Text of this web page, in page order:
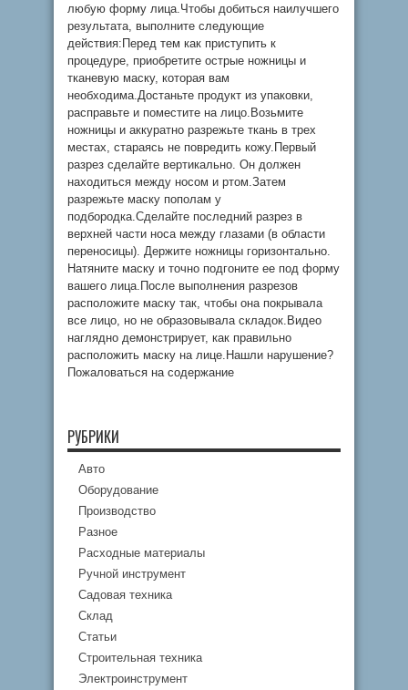
любую форму лица.Чтобы добиться наилучшего
результата, выполните следующие
действия:Перед тем как приступить к
процедуре, приобретите острые ножницы и
тканевую маску, которая вам
необходима.Достаньте продукт из упаковки,
расправьте и поместите на лицо.Возьмите
ножницы и аккуратно разрежьте ткань в трех
местах, стараясь не повредить кожу.Первый
разрез сделайте вертикально. Он должен
находиться между носом и ртом.Затем
разрежьте маску пополам у
подбородка.Сделайте последний разрез в
верхней части носа между глазами (в области
переносицы). Держите ножницы горизонтально.
Натяните маску и точно подгоните ее под форму
вашего лица.После выполнения разрезов
расположите маску так, чтобы она покрывала
все лицо, но не образовывала складок.Видео
наглядно демонстрирует, как правильно
расположить маску на лице.Нашли нарушение?
Пожаловаться на содержание
РУБРИКИ
Авто
Оборудование
Производство
Разное
Расходные материалы
Ручной инструмент
Садовая техника
Склад
Статьи
Строительная техника
Электроинструмент